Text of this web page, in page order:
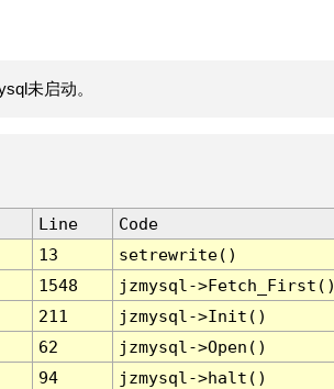
未启动。
Line
Code
13
setrewrite()
1548
jzmysql-
211
jzmysql->Init()
62
jzmysql->Open()
94
jzmysql->halt()